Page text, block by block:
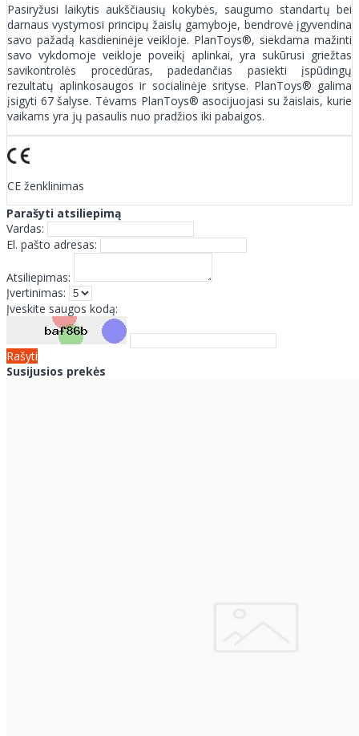
Pasiryžusi laikytis aukščiausių kokybės, saugumo standartų bei
darnaus vystymosi principų žaislų gamyboje, bendrovė įgyvendina
savo pažadą kasdieninėje veikloje. PlanToys®, siekdama mažinti
savo vykdomoje veikloje poveikį aplinkai, yra sukūrusi griežtas
savikontrolės procedūras, padedančias pasiekti įspūdingų
rezultatų aplinkosaugos ir socialinėje srityse. PlanToys® galima
įsigyti 67 šalyse. Tėvams PlanToys® asocijuojasi su žaislais, kurie
vaikams yra jų pasaulis nuo pradžios iki pabaigos.
CE ženklinimas
Parašyti atsiliepimą
Vardas:
El. pašto adresas:
Atsiliepimas:
Įvertinimas:
Įveskite saugos kodą:
Rašyti
Susijusios prekės